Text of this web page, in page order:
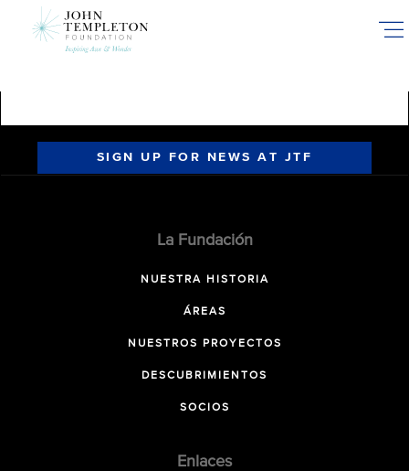
SIGN UP FOR NEWS AT JTF
La Fundación
NUESTRA HISTORIA
ÁREAS
NUESTROS PROYECTOS
DESCUBRIMIENTOS
SOCIOS
Enlaces